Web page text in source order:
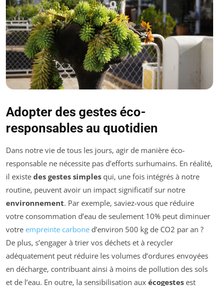
Adopter des gestes éco-
responsables au quotidien
Dans notre vie de tous les jours, agir de manière éco-
responsable ne nécessite pas d’efforts surhumains. En réalité,
il existe des gestes simples qui, une fois intégrés à notre
routine, peuvent avoir un impact significatif sur notre
environnement. Par exemple, saviez-vous que réduire
votre consommation d’eau de seulement 10% peut diminuer
votre empreinte carbone d’environ 500 kg de CO2 par an ?
De plus, s’engager à trier vos déchets et à recycler
adéquatement peut réduire les volumes d’ordures envoyées
en décharge, contribuant ainsi à moins de pollution des sols
et de l’eau. En outre, la sensibilisation aux écogestes est